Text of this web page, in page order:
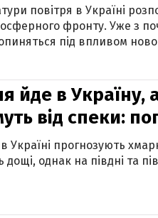
повітря в Україні
фронту. Уже з
опиняться під впливом
йде в Україну,
від спеки:
Україні прогнозують
однак на півдні та